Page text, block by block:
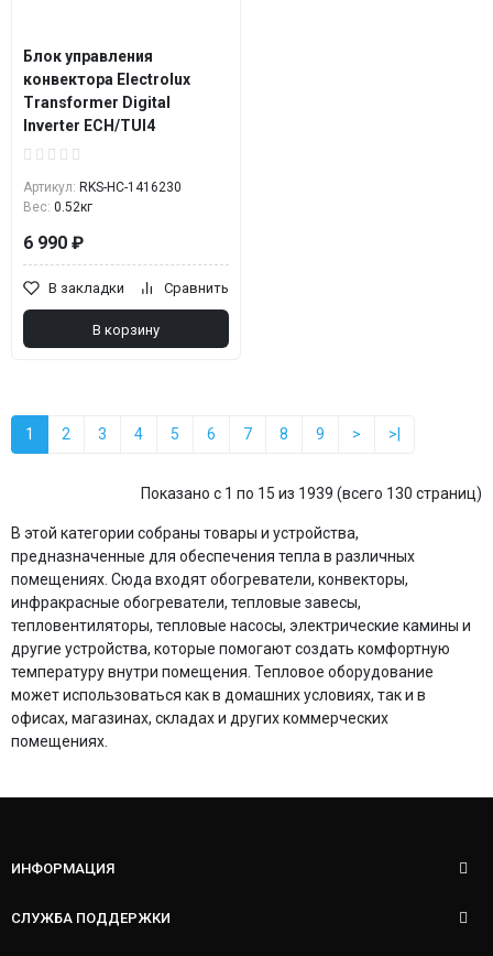
Блок управления
конвектора Electrolux
Transformer Digital
Inverter ECH/TUI4
Артикул: RKS-НС-1416230
Вес: 0.52кг
6 990 ₽
В закладки Сравнить
В корзину
1 2 3 4 5 6 7 8 9 > >|
Показано с 1 по 15 из 1939 (всего 130 страниц)
В этой категории собраны товары и устройства,
предназначенные для обеспечения тепла в различных
помещениях. Сюда входят обогреватели, конвекторы,
инфракрасные обогреватели, тепловые завесы,
тепловентиляторы, тепловые насосы, электрические камины и
другие устройства, которые помогают создать комфортную
температуру внутри помещения. Тепловое оборудование
может использоваться как в домашних условиях, так и в
офисах, магазинах, складах и других коммерческих
помещениях.
ИНФОРМАЦИЯ
СЛУЖБА ПОДДЕРЖКИ